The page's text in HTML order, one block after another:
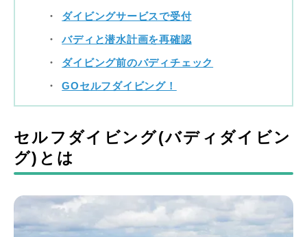
ダイビングサービスで受付
バディと潜水計画を再確認
ダイビング前のバディチェック
GOセルフダイビング！
セルフダイビング(バディダイビン
グ)とは